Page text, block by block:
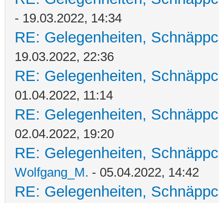
- 19.03.2022, 14:34
RE: Gelegenheiten,
19.03.2022, 22:36
RE: Gelegenheiten,
01.04.2022, 11:14
RE: Gelegenheiten,
02.04.2022, 19:20
RE: Gelegenheiten,
Wolfgang_M. - 05.04.2022, 14:42
RE: Gelegenheiten,